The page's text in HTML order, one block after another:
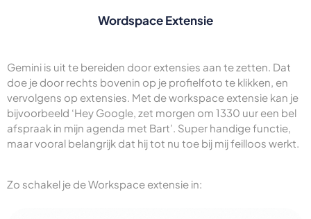
Wordspace Extensie
Gemini is uit te bereiden door extensies aan te zetten. Dat
doe je door rechts bovenin op je profielfoto te klikken, en
vervolgens op extensies. Met de workspace extensie kan je
bijvoorbeeld ‘Hey Google, zet morgen om 1330 uur een bel
afspraak in mijn agenda met Bart’. Super handige functie,
maar vooral belangrijk dat hij tot nu toe bij mij feilloos werkt.
Zo schakel je de Workspace extensie in: